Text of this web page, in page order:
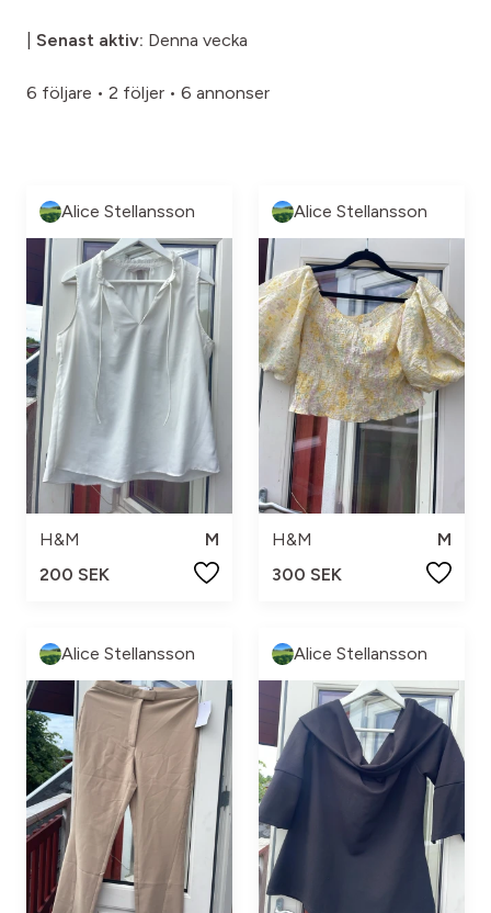
Senast aktiv: Denna vecka
6 följare • 2 följer • 6 annonser
Alice Stellansson
H&M
M
200 SEK
Alice Stellansson
H&M
M
300 SEK
Alice Stellansson Alice Stellansson